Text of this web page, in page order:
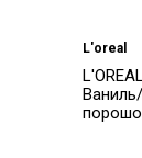
L'oreal